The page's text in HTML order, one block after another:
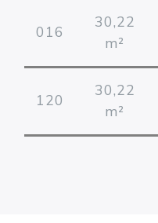
016
30,22
m²
120
30,22
m²